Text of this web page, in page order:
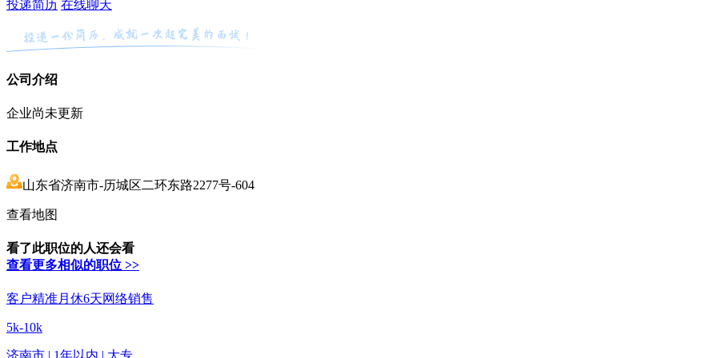
投递简历 在线聊天
公司介绍
企业尚未更新
工作地点
山东省济南市-历城区二环东路2277号-604
查看地图
看了此职位的人还会看
查看更多相似的职位 >>
客户精准月休6天网络销售
5k-10k
济南市 | 1年以内 | 大专